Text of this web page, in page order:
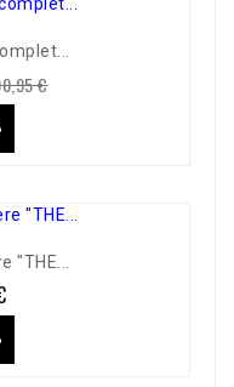
€
"THE...